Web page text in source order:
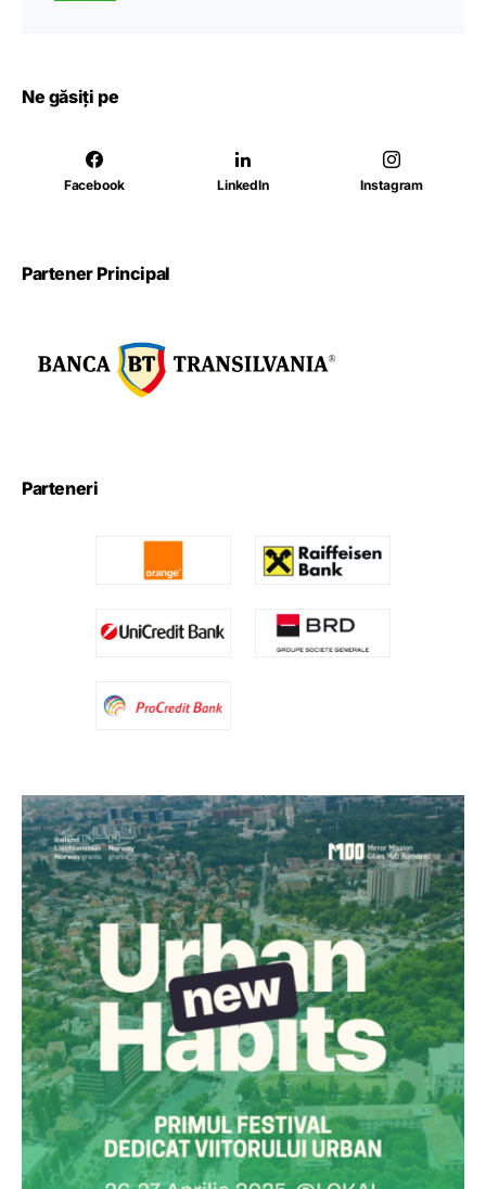
Ne găsiți pe
Facebook LinkedIn Instagram
Partener Principal
Parteneri